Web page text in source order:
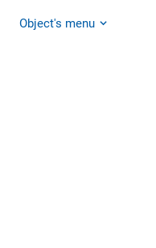
Object's menu